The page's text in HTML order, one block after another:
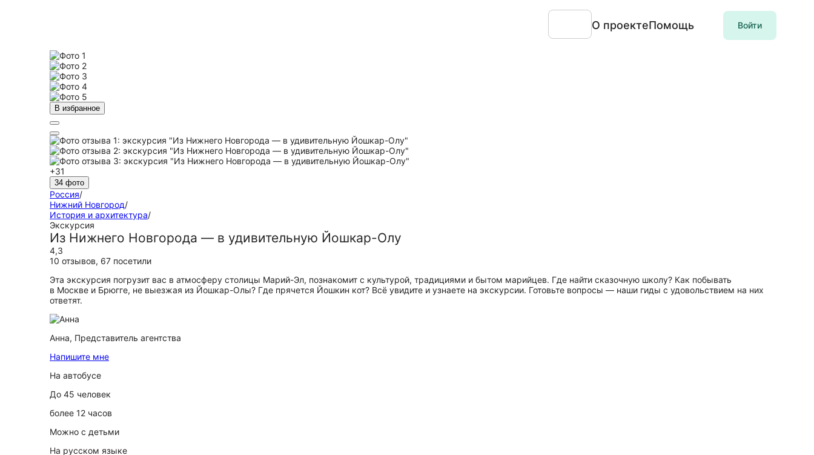
О проектеПомощь Войти
В избранное
+31
34 фото
Россия/
Нижний Новгород/
История и архитектура/
Экскурсия
Из Нижнего Новгорода — в удивительную Йошкар-Олу
4,3
10 отзывов, 67 посетили
Эта экскурсия погрузит вас в атмосферу столицы Марий-Эл, познакомит с культурой, традициями и бытом марийцев. Где найти сказочную школу? Как побывать
в Москве и Брюгге, не выезжая из Йошкар-Олы? Где прячется Йошкин кот? Всё увидите и узнаете на экскурсии. Готовьте вопросы — наши гиды с удовольствием на них
ответят.
Анна, Представитель агентства
Напишите мне
На автобусе
До 45 человек
более 12 часов
Можно с детьми
На русском языке